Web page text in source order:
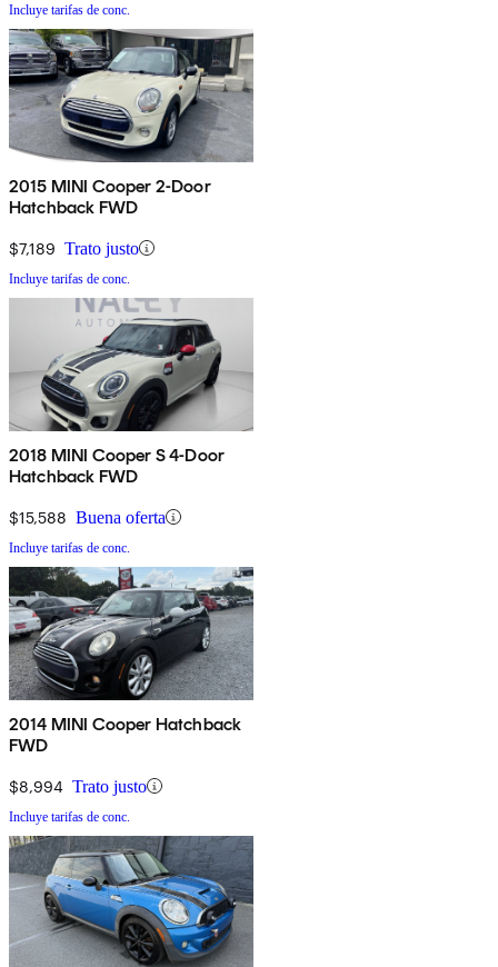
Incluye tarifas de conc.
2015 MINI Cooper 2-Door
Hatchback FWD
$7,189 Trato justo
Incluye tarifas de conc.
2018 MINI Cooper S 4-Door
Hatchback FWD
$15,588 Buena oferta
Incluye tarifas de conc.
2014 MINI Cooper Hatchback
FWD
$8,994 Trato justo
Incluye tarifas de conc.